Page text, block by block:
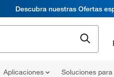
Descubra nuestras Ofertas
Aplicaciones Soluciones